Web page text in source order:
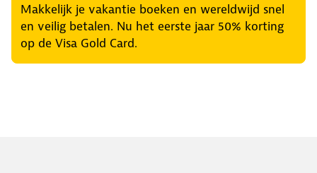
Makkelijk je vakantie boeken en wereldwijd snel
en veilig betalen. Nu het eerste jaar 50% korting
op de Visa Gold Card.